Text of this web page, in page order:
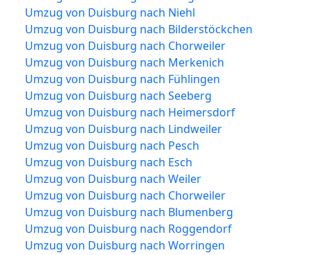
Umzug von Duisburg nach Niehl
Umzug von Duisburg nach Bilderstöckchen
Umzug von Duisburg nach Chorweiler
Umzug von Duisburg nach Merkenich
Umzug von Duisburg nach Fühlingen
Umzug von Duisburg nach Seeberg
Umzug von Duisburg nach Heimersdorf
Umzug von Duisburg nach Lindweiler
Umzug von Duisburg nach Pesch
Umzug von Duisburg nach Esch
Umzug von Duisburg nach Weiler
Umzug von Duisburg nach Chorweiler
Umzug von Duisburg nach Blumenberg
Umzug von Duisburg nach Roggendorf
Umzug von Duisburg nach Worringen